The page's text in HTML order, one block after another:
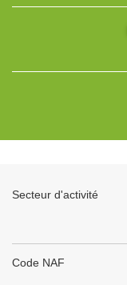
Secteur d'activité
Code NAF